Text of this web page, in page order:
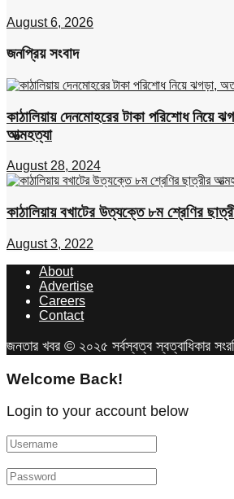
August 6, 2026
জনপ্রিয় সংবাদ
কাঠালিয়ায় দেনমোহরের টাকা পরিশোধ নিয়ে
আত্মহত্যা
August 28, 2024
কাঠালিয়ায় বখাটের উত্যক্তে ৮ম শ্রেণির
August 3, 2022
About
Advertise
Careers
Contact
জনতার খবর © ২০২৫ সর্বস্বত্ব স্বত্বাধিকার
Welcome Back!
Login to your account below